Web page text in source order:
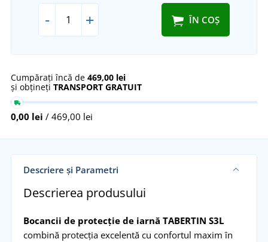
- + ÎN COȘ
Cumpărați încă de 469,00 lei
și obțineți TRANSPORT GRATUIT
0,00 lei / 469,00 lei
Descriere și Parametri
Descrierea produsului
Bocancii de protecție de iarnă TABERTIN S3L
combină protecția excelentă cu confortul maxim în